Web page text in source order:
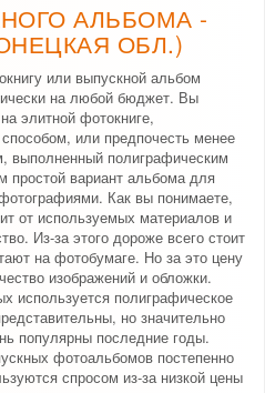
АЛЬБОМА -
ОБЛ.)
или выпускной альбом
на любой бюджет. Вы
элитной фотокниге,
или предпочесть менее
выполненный полиграфическим
простой вариант альбома для
Как вы понимаете,
от используемых материалов и
Из-за этого дороже всего стоит
на фотобумаге. Но за это цену
изображений и обложки.
используется полиграфическое
но значительно
популярны последние годы.
фотоальбомов постепенно
спросом из-за низкой цены